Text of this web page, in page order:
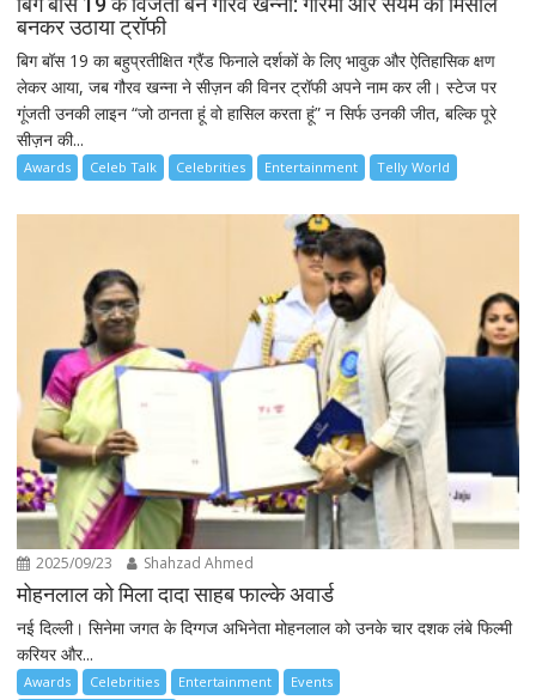
बनकर उठाया ट्रॉफी
बिग बॉस 19 का बहुप्रतीक्षित ग्रैंड फिनाले दर्शकों के लिए भावुक और ऐतिहासिक क्षण
लेकर आया, जब गौरव खन्ना ने सीज़न की विनर ट्रॉफी अपने नाम कर ली। स्टेज पर
गूंजती उनकी लाइन “जो ठानता हूं वो हासिल करता हूं” न सिर्फ उनकी जीत, बल्कि पूरे
सीज़न की...
Awards Celeb Talk Celebrities Entertainment Telly World
2025/09/23 Shahzad Ahmed
मोहनलाल को मिला दादा साहब फाल्के अवार्ड
नई दिल्ली। सिनेमा जगत के दिग्गज अभिनेता मोहनलाल को उनके चार दशक लंबे फिल्मी
करियर और...
Awards Celebrities Entertainment
Events